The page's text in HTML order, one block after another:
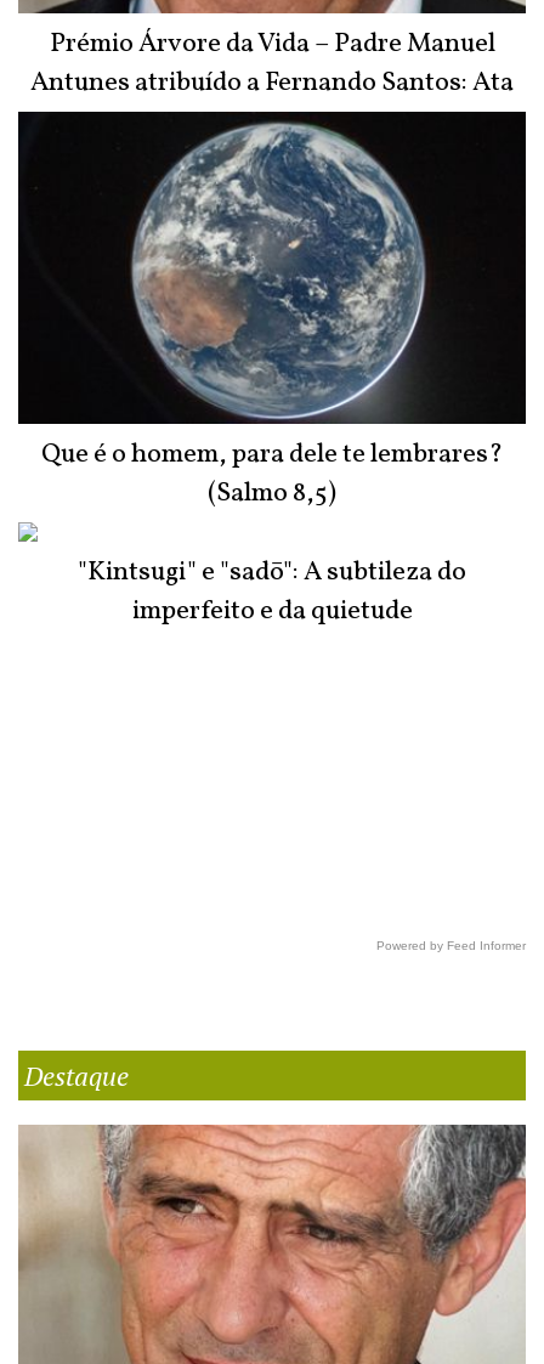
Prémio Árvore da Vida – Padre Manuel
Antunes atribuído a Fernando Santos: Ata
do Júri
Que é o homem, para dele te lembrares?
(Salmo 8,5)
"Kintsugi" e "sadō": A subtileza do
imperfeito e da quietude
Powered by Feed Informer
Destaque